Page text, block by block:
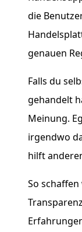
die
genauen
Falls du
gehandelt
Meinung.
irgendwo
hilft
So